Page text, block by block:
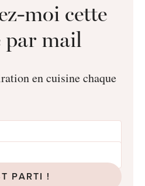
moi cette
par mail
en cuisine chaque
PARTI !